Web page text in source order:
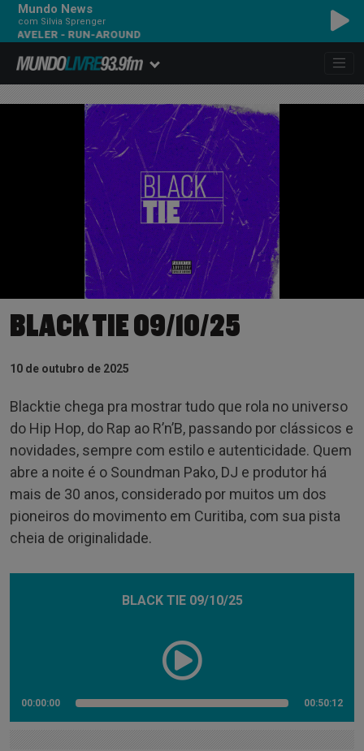
Mundo News
com Silvia Sprenger
- RUN-AROUND
BLACK TIE 09/10/25
10 de outubro de 2025
Blacktie chega pra mostrar tudo que rola no universo
do Hip Hop, do Rap ao R’n’B, passando por clássicos e
novidades, sempre com estilo e autenticidade. Quem
abre a noite é o Soundman Pako, DJ e produtor há
mais de 30 anos, considerado por muitos um dos
pioneiros do movimento em Curitiba, com sua pista
cheia de originalidade.
BLACK TIE 09/10/25
00:00:00 00:50:12